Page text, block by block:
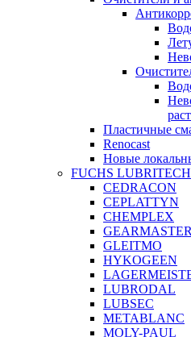
Пластичные
Renocast
Новые
FUCHS LUBRITECH
CEDRACON
CEPLATTYN
CHEMPLEX
GEARMASTER
GLEITMO
HYKOGEEN
LUBRODAL
LUBSEC
METABLANC
MOLY-PAUL